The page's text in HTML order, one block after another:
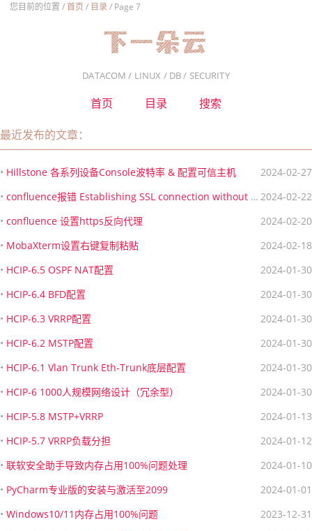
您目前的位置 /首页 / 目录/ Page 7
DATACOM / LINUX / DB / SECURITY
首页 目录 搜索
最近发布的文章：
• Hillstone 各系列设备Console波特率 & 配置可信主机
2024-02-27
• confluence报错 Establishing SSL connection without server’s identity verification is not recommended.
2024-02-22
• confluence 设置https反向代理
2024-02-20
• MobaXterm设置右键复制粘贴
2024-02-18
• HCIP-6.5 OSPF NAT配置
2024-01-30
• HCIP-6.4 BFD配置
2024-01-30
• HCIP-6.3 VRRP配置
2024-01-30
• HCIP-6.2 MSTP配置
2024-01-30
• HCIP-6.1 Vlan Trunk Eth-Trunk底层配置
2024-01-30
• HCIP-6 1000人规模网络设计（冗余型）
2024-01-30
• HCIP-5.8 MSTP+VRRP
2024-01-13
• HCIP-5.7 VRRP负载分担
2024-01-12
• 联软安全助手导致内存占用100%问题处理
2024-01-10
• PyCharm专业版的安装与激活至2099
2024-01-01
• Windows10/11内存占用100%问题
2023-12-31